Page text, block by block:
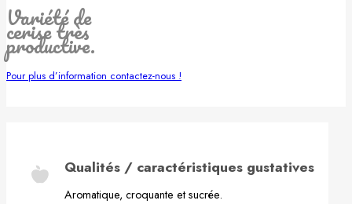
Variété de
cerise très
productive.
Pour plus d’information contactez-nous !
Qualités / caractéristiques gustatives
Aromatique, croquante et sucrée.